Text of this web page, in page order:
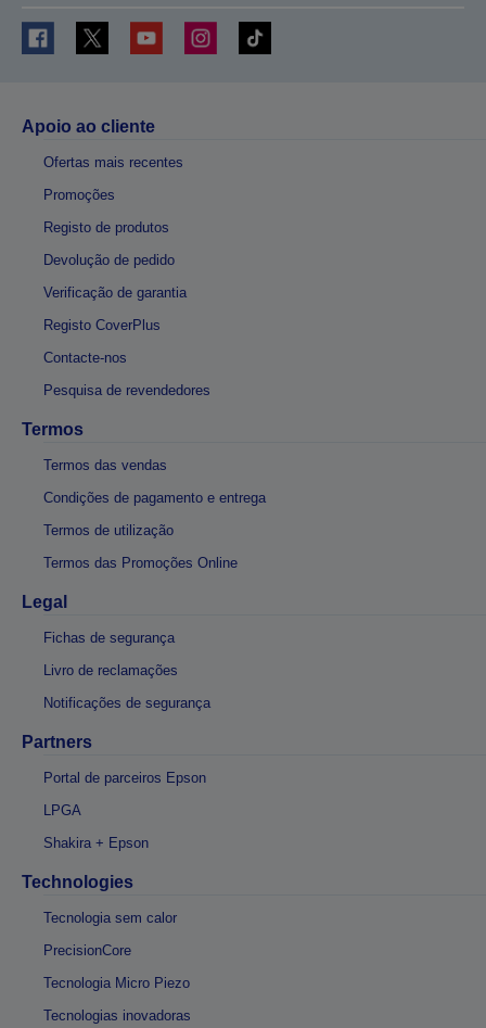
Apoio ao cliente
Ofertas mais recentes
Promoções
Registo de produtos
Devolução de pedido
Verificação de garantia
Registo CoverPlus
Contacte-nos
Pesquisa de revendedores
Termos
Termos das vendas
Condições de pagamento e entrega
Termos de utilização
Termos das Promoções Online
Legal
Fichas de segurança
Livro de reclamações
Notificações de segurança
Partners
Portal de parceiros Epson
LPGA
Shakira + Epson
Technologies
Tecnologia sem calor
PrecisionCore
Tecnologia Micro Piezo
Tecnologias inovadoras